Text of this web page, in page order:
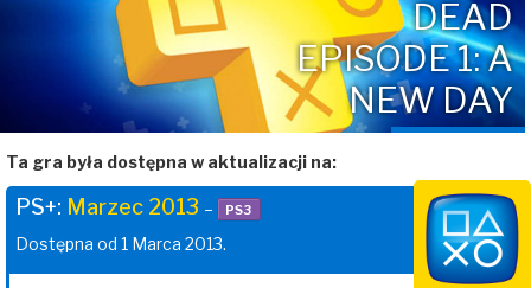
DEAD
EPISODE 1: A
NEW DAY
Ta gra była dostępna w aktualizacji na:
PS+: Marzec 2013 – PS3
Dostępna od 1 Marca 2013.